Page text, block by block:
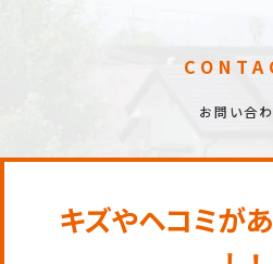
お問い合
キズやヘコミが